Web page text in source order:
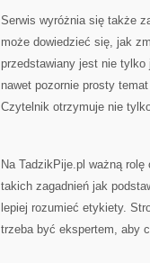
Serwis wyróżnia się także
może dowiedzieć się, jak
przedstawiany jest nie
nawet pozornie prosty
Czytelnik otrzymuje nie
Na TadzikPije.pl ważną
takich zagadnień jak
lepiej rozumieć etykiety.
trzeba być ekspertem, aby